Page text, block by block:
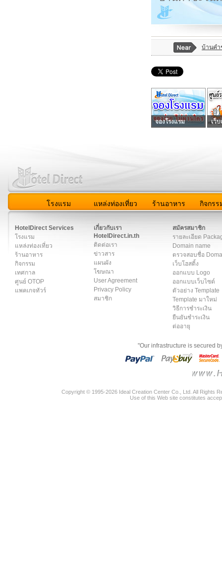
บ้านคำ
จองโรงแรม เว็บ
โรงแรม แหล่งท่องเที่ยว ร้านอาหาร กิจกรร
HotelDirect Services
โรงแรม
แหล่งท่องเที่ยว
ร้านอาหาร
กิจกรรม
เทศกาล
ศูนย์ OTOP
แพคเกจทัวร์
เกี่ยวกับเรา
HotelDirect.in.th
ติดต่อเรา
ข่าวสาร
แผนผัง
โฆษณา
User Agreement
Privacy Policy
สมาชิก
สมัครสมาชิก
รายละเอียด
Domain name
ตรวจสอบชื่อ
เว็บโฮสติ้ง
ออกแบบ Logo
ออกแบบเว็บไซต์
ตัวอย่าง Template
Template มาใหม่
วิธีการชำระเงิน
ยืนยันชำระเงิน
ต่ออายุ
"Our infrastructure is secured
Copyright © 1995-2026 Ideal Creation Center Co., Ltd. All Rights
Use of this Web site constitutes